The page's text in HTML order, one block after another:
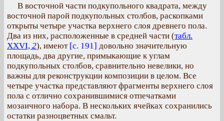
В восточной части подкупольного квадрата, между
восточной парой подкупольных столбов, раскопками
открыты четыре участка верхнего слоя древнего пола.
Два из них, расположенные в средней части (табл.
XXVI, 2), имеют [с. 191] довольно значительную
площадь, два другие, примыкающие к углам
подкупольных столбов, сравнительно невелики, но
важны для реконструкции композиции в целом. Все
четыре участка представляют фрагменты верхнего слоя
пола с отлично сохранившимися отпечатками
мозаичного набора. В нескольких ячейках сохранились
остатки разноцветных смальт.